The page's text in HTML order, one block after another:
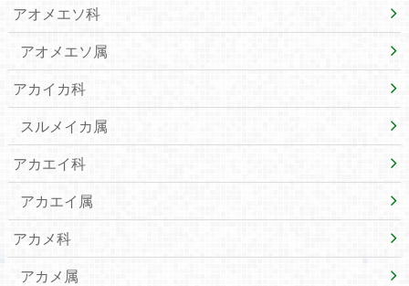
アオメエソ科
アオメエソ属
アカイカ科
スルメイカ属
アカエイ科
アカエイ属
アカメ科
アカメ属